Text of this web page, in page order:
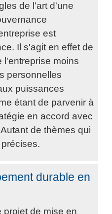
de l'art d'une
est
Il s'agit en effet de
l'entreprise moins
personnelles
puissances
étant de parvenir à
en accord avec
de thèmes qui
durable en
projet de mise en